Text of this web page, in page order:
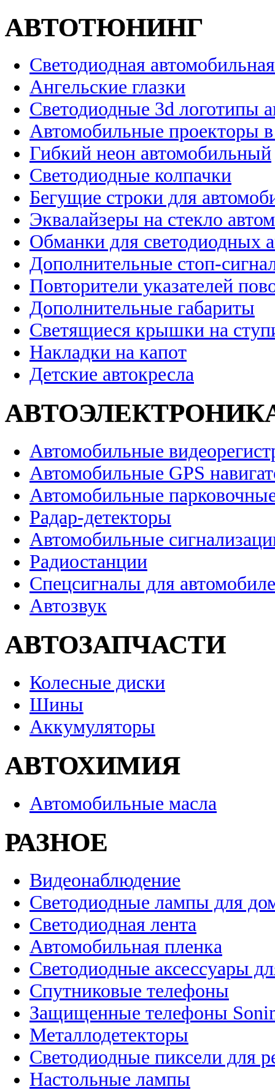
АВТОТЮНИНГ
Светодиодная
Ангельские глазки
Светодиодные 3d логотипы
Автомобильные проекторы
Гибкий неон автомобильный
Светодиодные колпачки
Бегущие строки для
Эквалайзеры на стекло
Обманки для светодиодных
Дополнительные стоп-
Повторители указателей
Дополнительные габариты
Светящиеся крышки на
Накладки на капот
Детские автокресла
Автомобильные
Автомобильные GPS
Автомобильные
Радар-детекторы
Автомобильные
Радиостанции
Спецсигналы для
Автозвук
АВТОЗАПЧАСТИ
Колесные диски
Шины
Аккумуляторы
АВТОХИМИЯ
Автомобильные масла
РАЗНОЕ
Видеонаблюдение
Светодиодные лампы для
Светодиодная лента
Автомобильная пленка
Светодиодные аксессуары
Спутниковые телефоны
Защищенные телефоны
Металлодетекторы
Светодиодные пиксели для
Настольные лампы